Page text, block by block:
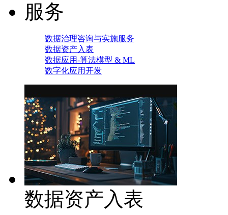
服务
数据治理咨询与实施服务
数据资产入表
数据应用-算法模型 & ML
数字化应用开发
数据资产入表